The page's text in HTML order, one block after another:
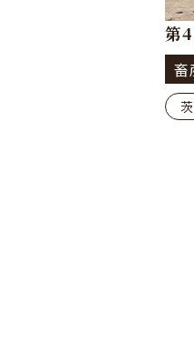
第
畜